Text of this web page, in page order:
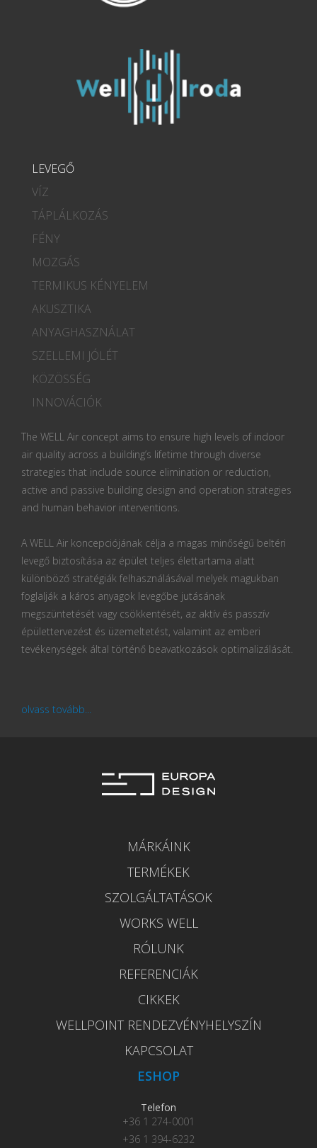
LEVEGŐ
VÍZ
TÁPLÁLKOZÁS
FÉNY
MOZGÁS
TERMIKUS KÉNYELEM
AKUSZTIKA
ANYAGHASZNÁLAT
SZELLEMI JÓLÉT
KÖZÖSSÉG
INNOVÁCIÓK
The WELL Air concept aims to ensure high levels of indoor
air quality across a building’s lifetime through diverse
strategies that include source elimination or reduction,
active and passive building design and operation strategies
and human behavior interventions.
A WELL Air koncepciójának célja a magas minőségű beltéri
levegő biztosítása az épület teljes élettartama alatt
különböző stratégiák felhasználásával melyek magukban
foglalják a káros anyagok levegőbe jutásának
megszüntetését vagy csökkentését, az aktív és passzív
épülettervezést és üzemeltetést, valamint az emberi
tevékenységek által történő beavatkozások optimalizálását.
olvass tovább...
MÁRKÁINK
TERMÉKEK
SZOLGÁLTATÁSOK
WORKS WELL
RÓLUNK
REFERENCIÁK
CIKKEK
WELLPOINT RENDEZVÉNYHELYSZÍN
KAPCSOLAT
ESHOP
Telefon
+36 1 274-0001
+36 1 394-6232